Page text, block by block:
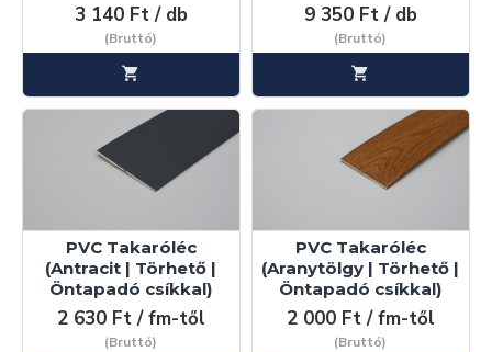
3 140 Ft / db
(Bruttó)
9 350 Ft / db
(Bruttó)
PVC Takaróléc
(Antracit | Törhető |
Öntapadó csíkkal)
2 630 Ft / fm-től
(Bruttó)
PVC Takaróléc
(Aranytölgy | Törhető |
Öntapadó csíkkal)
2 000 Ft / fm-től
(Bruttó)